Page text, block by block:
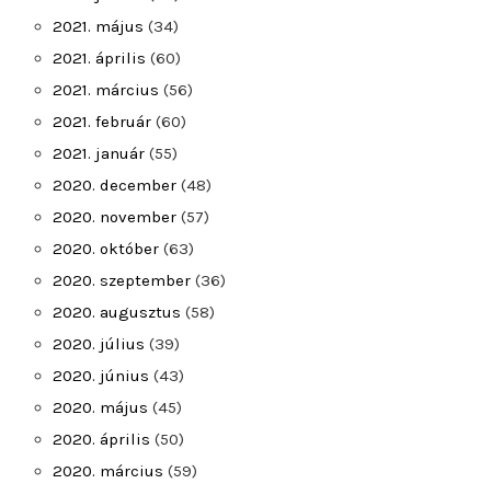
2021. május (34)
2021. április (60)
2021. március (56)
2021. február (60)
2021. január (55)
2020. december (48)
2020. november (57)
2020. október (63)
2020. szeptember (36)
2020. augusztus (58)
2020. július (39)
2020. június (43)
2020. május (45)
2020. április (50)
2020. március (59)